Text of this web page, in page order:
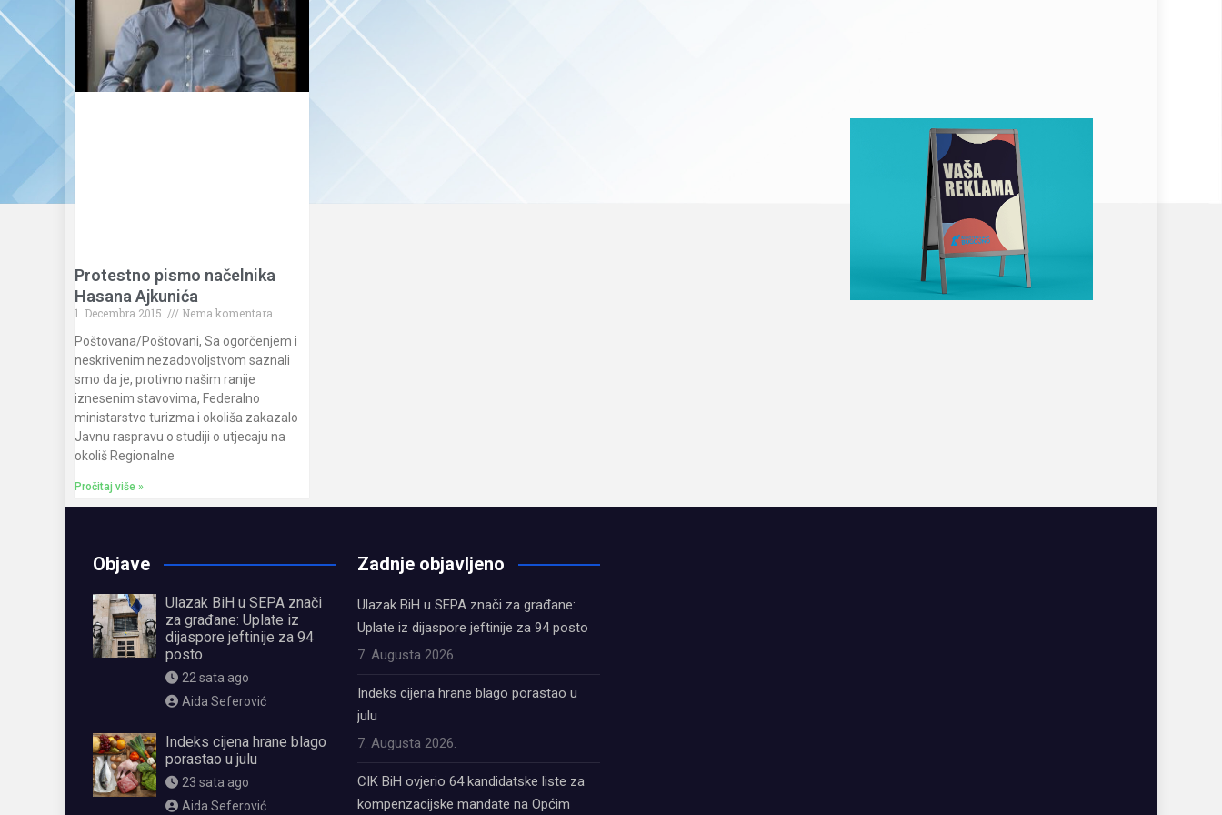
Protestno pismo načelnika
Hasana Ajkunića
1. Decembra 2015.
Nema komentara
Poštovana/Poštovani, Sa ogorčenjem i
neskrivenim nezadovoljstvom saznali
smo da je, protivno našim ranije
iznesenim stavovima, Federalno
ministarstvo turizma i okoliša zakazalo
Javnu raspravu o studiji o utjecaju na
okoliš Regionalne
Pročitaj više »
Objave
Ulazak BiH u SEPA znači
za građane: Uplate iz
dijaspore jeftinije za 94
posto
22 sata ago
Aida Seferović
Indeks cijena hrane blago
porastao u julu
23 sata ago
Aida Seferović
Zadnje objavljeno
Ulazak BiH u SEPA znači za građane:
Uplate iz dijaspore jeftinije za 94 posto
7. Augusta 2026.
Indeks cijena hrane blago porastao u
julu
7. Augusta 2026.
CIK BiH ovjerio 64 kandidatske liste za
kompenzacijske mandate na Općim